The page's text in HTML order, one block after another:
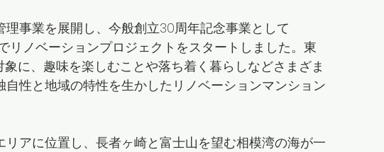
事業を展開し、今般創立30周年記念事業として
リノベーションプロジェクトをスタートしました。東
に、趣味を楽しむことや落ち着く暮らしなどさまざま
性と地域の特性を生かしたリノベーションマンション
アに位置し、長者ヶ崎と富士山を望む相模湾の海が一